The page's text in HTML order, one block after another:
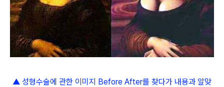
▲ 성형수술에 관한 이미지 Before After를 찾다가 내용과 알맞